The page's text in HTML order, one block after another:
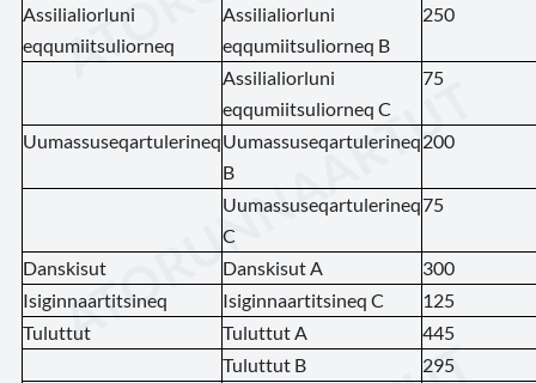
Assilialiorluni
eqqumiitsuliorneq
Assilialiorluni
eqqumiitsuliorneq B
250
Assilialiorluni
eqqumiitsuliorneq C
75
UumassuseqartulerineqUumassuseqartulerineq
B
200
Uumassuseqartulerineq
C
75
Danskisut Danskisut A
300
Isiginnaartitsineq
Isiginnaartitsineq C
125
Tuluttut
Tuluttut A
445
Tuluttut B
295